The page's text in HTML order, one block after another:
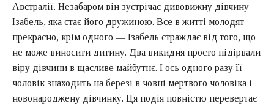
Австралії. Незабаром він зустрічає дивовижну дівчину
Ізабель, яка стає його дружиною. Все в житті молодят
прекрасно, крім одного — Ізабель страждає від того, що
не може виносити дитину. Два викидня просто підірвали
віру дівчини в щасливе майбутнє. І ось одного разу її
чоловік знаходить на березі в човні мертвого чоловіка і
новонароджену дівчинку. Ця подія повністю перевертає